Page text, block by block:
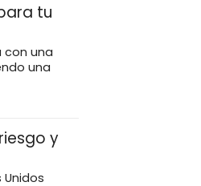
tu
con una
una
y